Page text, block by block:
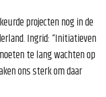
projecten nog in de
Ingrid: “Initiatieven
te lang wachten op
ons sterk om daar